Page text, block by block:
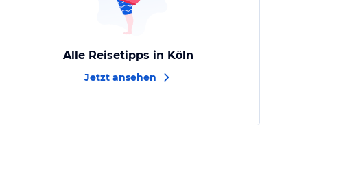
Alle Reisetipps in Köln
Jetzt ansehen